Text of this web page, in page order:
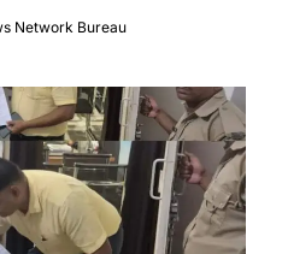
Network Bureau